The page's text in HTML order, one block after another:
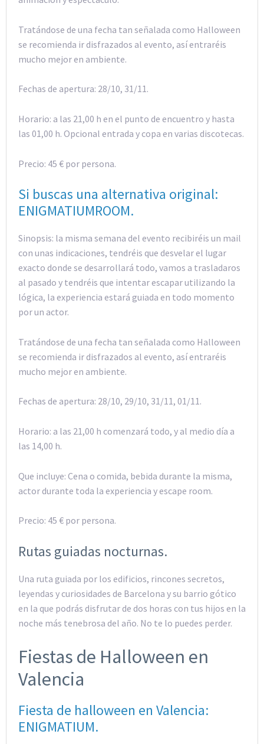
Tratándose de una fecha tan señalada como Halloween
se recomienda ir disfrazados al evento, así entraréis
mucho mejor en ambiente.
Fechas de apertura: 28/10, 31/11.
Horario: a las 21,00 h en el punto de encuentro y hasta
las 01,00 h. Opcional entrada y copa en varias discotecas.
Precio: 45 € por persona.
Si buscas una alternativa original:
ENIGMATIUMROOM.
Sinopsis: la misma semana del evento recibiréis un mail
con unas indicaciones, tendréis que desvelar el lugar
exacto donde se desarrollará todo, vamos a trasladaros
al pasado y tendréis que intentar escapar utilizando la
lógica, la experiencia estará guiada en todo momento
por un actor.
Tratándose de una fecha tan señalada como Halloween
se recomienda ir disfrazados al evento, así entraréis
mucho mejor en ambiente.
Fechas de apertura: 28/10, 29/10, 31/11, 01/11.
Horario: a las 21,00 h comenzará todo, y al medio día a
las 14,00 h.
Que incluye: Cena o comida, bebida durante la misma,
actor durante toda la experiencia y escape room.
Precio: 45 € por persona.
Rutas guiadas nocturnas.
Una ruta guiada por los edificios, rincones secretos,
leyendas y curiosidades de Barcelona y su barrio gótico
en la que podrás disfrutar de dos horas con tus hijos en la
noche más tenebrosa del año. No te lo puedes perder.
Fiestas de Halloween en
Valencia
Fiesta de halloween en Valencia:
ENIGMATIUM.